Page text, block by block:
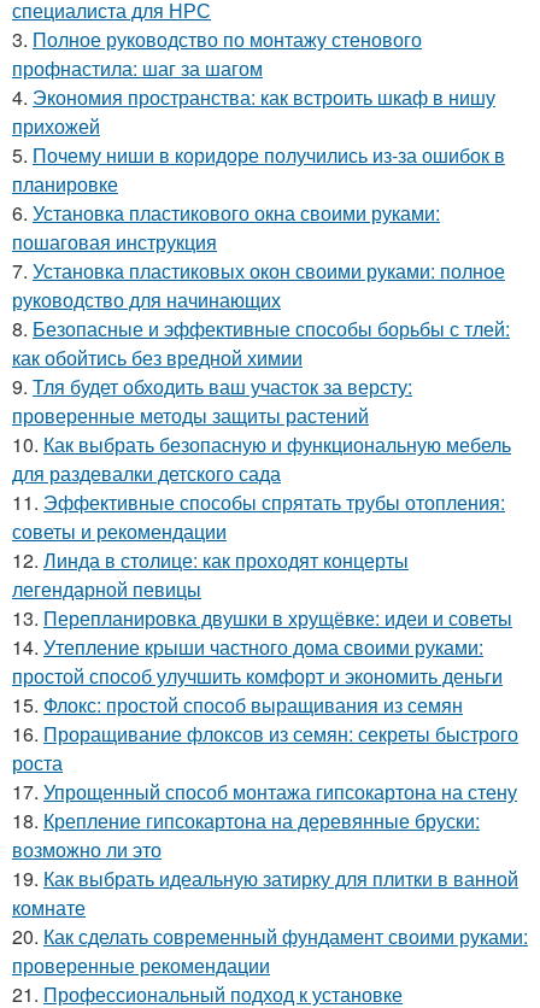
специалиста для НРС
3. Полное руководство по монтажу стенового
профнастила: шаг за шагом
4. Экономия пространства: как встроить шкаф в нишу
прихожей
5. Почему ниши в коридоре получились из-за ошибок в
планировке
6. Установка пластикового окна своими руками:
пошаговая инструкция
7. Установка пластиковых окон своими руками: полное
руководство для начинающих
8. Безопасные и эффективные способы борьбы с тлей:
как обойтись без вредной химии
9. Тля будет обходить ваш участок за версту:
проверенные методы защиты растений
10. Как выбрать безопасную и функциональную мебель
для раздевалки детского сада
11. Эффективные способы спрятать трубы отопления:
советы и рекомендации
12. Линда в столице: как проходят концерты
легендарной певицы
13. Перепланировка двушки в хрущёвке: идеи и советы
14. Утепление крыши частного дома своими руками:
простой способ улучшить комфорт и экономить деньги
15. Флокс: простой способ выращивания из семян
16. Проращивание флоксов из семян: секреты быстрого
роста
17. Упрощенный способ монтажа гипсокартона на стену
18. Крепление гипсокартона на деревянные бруски:
возможно ли это
19. Как выбрать идеальную затирку для плитки в ванной
комнате
20. Как сделать современный фундамент своими руками:
проверенные рекомендации
21. Профессиональный подход к установке